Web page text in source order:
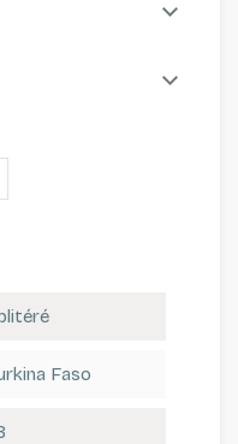
Faso